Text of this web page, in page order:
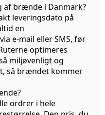
af brænde i Danmark?
leveringsdato på
en
e-mail eller SMS, før
optimeres
miljøvenligt og
så brændet kommer
ordrer i hele